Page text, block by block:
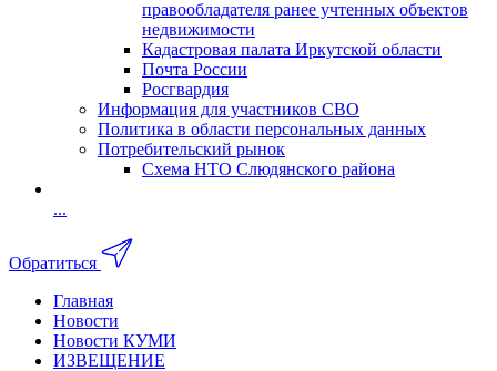
правообладателя ранее учтенных объектов
недвижимости
Кадастровая палата Иркутской области
Почта России
Росгвардия
Информация для участников СВО
Политика в области персональных данных
Потребительский рынок
Схема НТО Слюдянского района
...
Обратиться
Главная
Новости
Новости КУМИ
ИЗВЕЩЕНИЕ